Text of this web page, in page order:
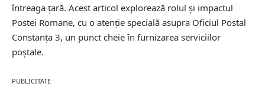
întreaga țară. Acest articol explorează rolul și impactul
Postei Romane, cu o atenție specială asupra Oficiul Postal
Constanţa 3, un punct cheie în furnizarea serviciilor
poștale.
PUBLICITATE